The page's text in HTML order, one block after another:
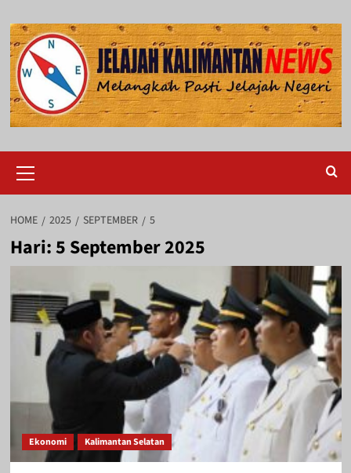
to
content
Menu
HOME 2025 SEPTEMBER 5
Hari:5 September 2025
Ekonomi Kalimantan Selatan